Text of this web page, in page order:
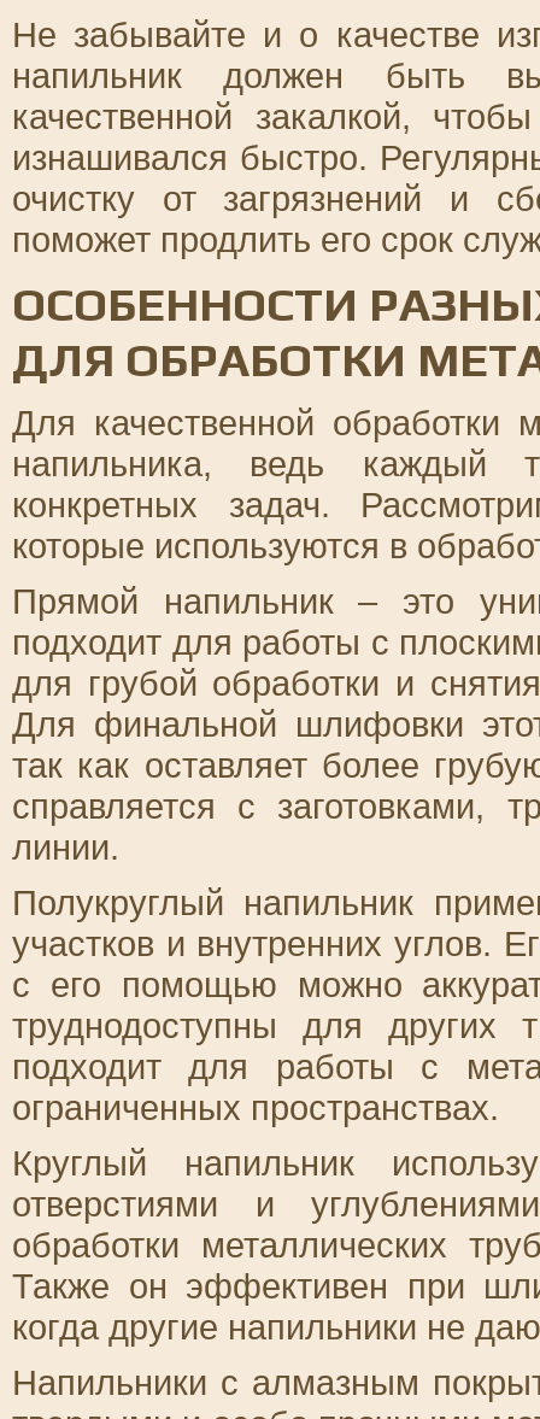
Не забывайте и о качестве
напильник должен быть
качественной закалкой,
изнашивался быстро.
очистку от загрязнений и
поможет продлить его срок
ОСОБЕННОСТИ
ДЛЯ ОБРАБОТКИ
Для качественной обработки
напильника, ведь каждый
конкретных задач.
которые используются в
Прямой напильник – это
подходит для работы с
для грубой обработки и
Для финальной шлифовки
так как оставляет более
справляется с заготовками,
линии.
Полукруглый напильник
участков и внутренних углов.
с его помощью можно
труднодоступны для других
подходит для работы с
ограниченных пространствах.
Круглый напильник
отверстиями и
обработки металлических
Также он эффективен при
когда другие напильники не
Напильники с алмазным